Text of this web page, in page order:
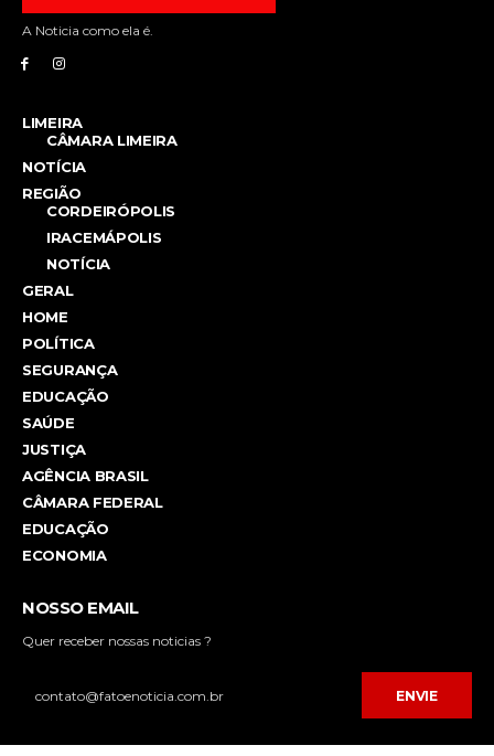
A Noticia como ela é.
LIMEIRA
CÂMARA LIMEIRA
NOTÍCIA
REGIÃO
CORDEIRÓPOLIS
IRACEMÁPOLIS
NOTÍCIA
GERAL
HOME
POLÍTICA
SEGURANÇA
EDUCAÇÃO
SAÚDE
JUSTIÇA
AGÊNCIA BRASIL
CÂMARA FEDERAL
EDUCAÇÃO
ECONOMIA
NOSSO EMAIL
Quer receber nossas noticias ?
ENVIE